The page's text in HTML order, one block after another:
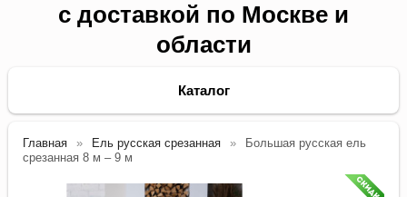
с доставкой по Москве и
области
Каталог
Главная Ель русская срезанная
Большая русская ель
срезанная 8 м – 9 м